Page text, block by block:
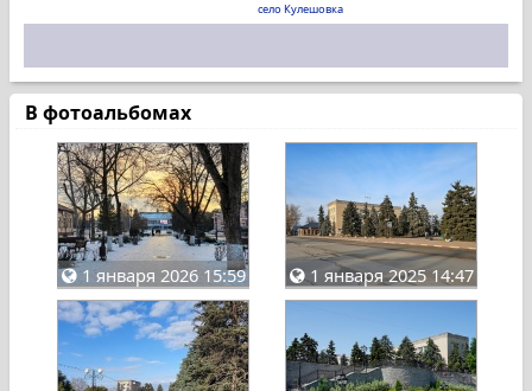
село Кулешовка
В фотоальбомах
1 января 2026 15:59 1 января 2025 14:47